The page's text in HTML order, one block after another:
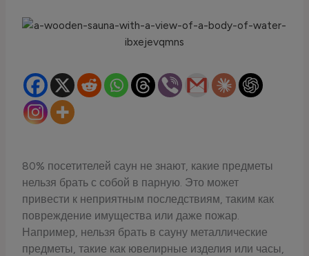
80% посетителей саун не знают, какие предметы
нельзя брать с собой в парную. Это может
привести к неприятным последствиям, таким как
повреждение имущества или даже пожар.
Например, нельзя брать в сауну металлические
предметы, такие как ювелирные изделия или часы,